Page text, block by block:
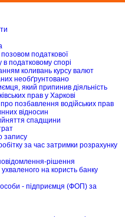
податкової
податковому спорі
коливань курсу валют
необґрунтовано
який припинив діяльність
прав у Харкові
позбавлення водійських прав
відносин
спадщини
запису
за час затримки розрахунку
рішення
на користь банку
особи - підприємця (ФОП) за